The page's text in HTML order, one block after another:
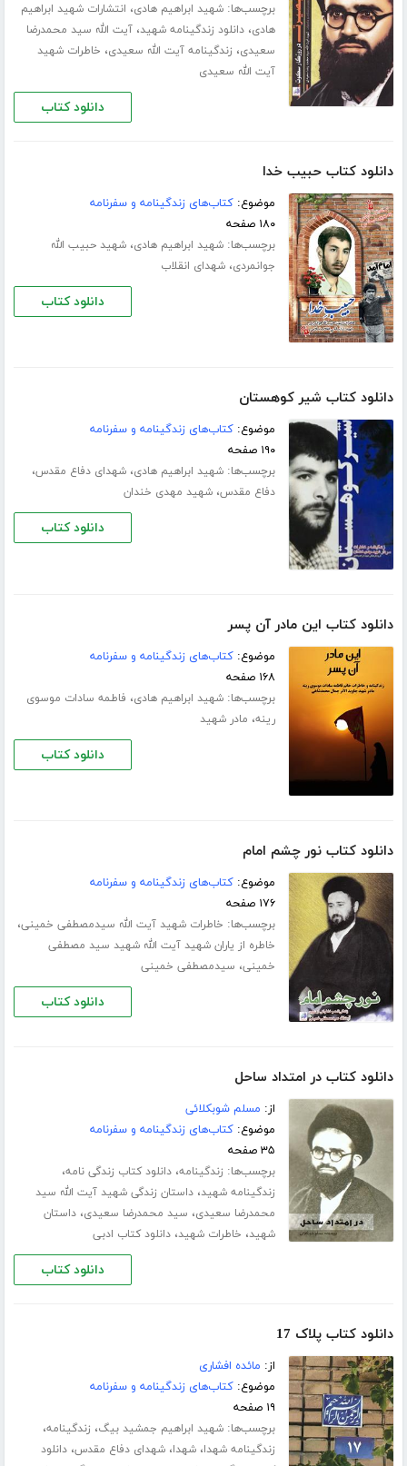
برچسب‌ها:شهید ابراهیم هادی، انتشارات شهید ابراهیم
هادی،دانلود زندگینامه شهید،آیت الله سید محمدرضا
سعیدی، زندگینامه آیت الله سعیدی، خاطرات شهید
آیت الله سعیدی
دانلود کتاب
دانلود کتاب حبیب خدا
موضوع:کتاب‌های زندگینامه و سفرنامه
۱۸۰ صفحه
برچسب‌ها:شهید ابراهیم هادی،شهید حبیب الله
جوانمردی،شهدای انقلاب
دانلود کتاب
دانلود کتاب شیر کوهستان
موضوع:کتاب‌های زندگینامه و سفرنامه
۱۹۰ صفحه
برچسب‌ها:شهید ابراهیم هادی،شهدای دفاع مقدس،
دفاع مقدس،شهید مهدی خندان
دانلود کتاب
دانلود کتاب این مادر آن پسر
موضوع:کتاب‌های زندگینامه و سفرنامه
۱۶۸ صفحه
برچسب‌ها:شهید ابراهیم هادی، فاطمه سادات موسوی
رینه، مادر شهید
دانلود کتاب
دانلود کتاب نور چشم امام
موضوع:کتاب‌های زندگینامه و سفرنامه
۱۷۶ صفحه
برچسب‌ها: خاطرات شهید آیت الله سیدمصطفی خمینی،
خاطره از یاران شهید آیت الله شهید سید مصطفی
خمینی، سیدمصطفی خمینی
دانلود کتاب
دانلود کتاب در امتداد ساحل
از: مسلم شوبکلائی
موضوع:کتاب‌های زندگینامه و سفرنامه
۳۵ صفحه
برچسب‌ها: زندگینامه،دانلود کتاب زندگی نامه،
زندگینامه شهید،داستان زندگی شهید آیت الله سید
محمدرضا سعیدی، سید محمدرضا سعیدی،داستان
شهید، خاطرات شهید،دانلود کتاب ادبی
دانلود کتاب
دانلود کتاب پلاک 17
از: مائده افشاری
موضوع:کتاب‌های زندگینامه و سفرنامه
۱۹ صفحه
برچسب‌ها:شهید ابراهیم جمشید بیگ، زندگینامه،
زندگینامه شهدا،شهدا،شهدای دفاع مقدس،دانلود